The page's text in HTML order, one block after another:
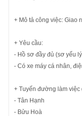
+ Mô tả công việc: Giao
+ Yêu cầu:
- Hồ sơ đầy đủ (sơ yếu
- Có xe máy cá nhân,
+ Tuyến đường làm việc
- Tân Hạnh
- Bửu Hoà